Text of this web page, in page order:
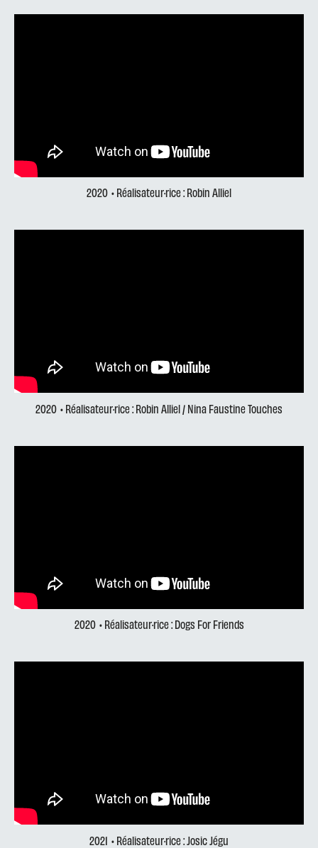
2020 • Réalisateur·rice : Robin Alliel
2020 • Réalisateur·rice : Robin Alliel / Nina Faustine Touches
2020 • Réalisateur·rice : Dogs For Friends
2021 • Réalisateur·rice : Josic Jégu